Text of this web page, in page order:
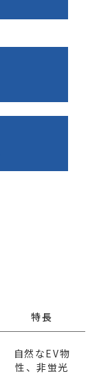
特長
自然なEV物
性、非蛍光